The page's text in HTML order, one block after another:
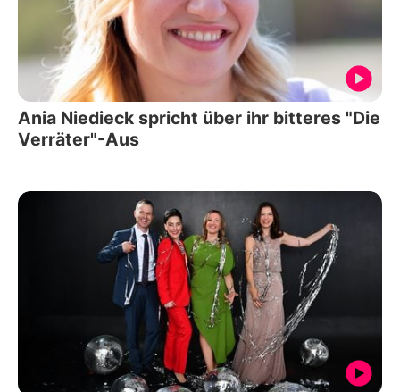
Ania Niedieck spricht über ihr bitteres "Die
Verräter"-Aus